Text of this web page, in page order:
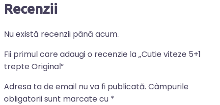
Recenzii
Nu există recenzii până acum.
Fii primul care adaugi o recenzie la „Cutie viteze 5+1
trepte Original”
Adresa ta de email nu va fi publicată. Câmpurile
obligatorii sunt marcate cu *